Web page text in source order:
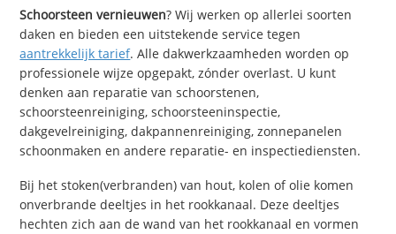
Schoorsteen vernieuwen? Wij werken op allerlei soorten
daken en bieden een uitstekende service tegen
aantrekkelijk tarief. Alle dakwerkzaamheden worden op
professionele wijze opgepakt, zónder overlast. U kunt
denken aan reparatie van schoorstenen,
schoorsteenreiniging, schoorsteeninspectie,
dakgevelreiniging, dakpannenreiniging, zonnepanelen
schoonmaken en andere reparatie- en inspectiediensten.
Bij het stoken(verbranden) van hout, kolen of olie komen
onverbrande deeltjes in het rookkanaal. Deze deeltjes
hechten zich aan de wand van het rookkanaal en vormen